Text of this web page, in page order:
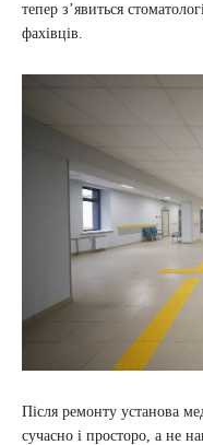
тепер з’явиться
фахівців.
Після ремонту установа
сучасно і просторо, а не